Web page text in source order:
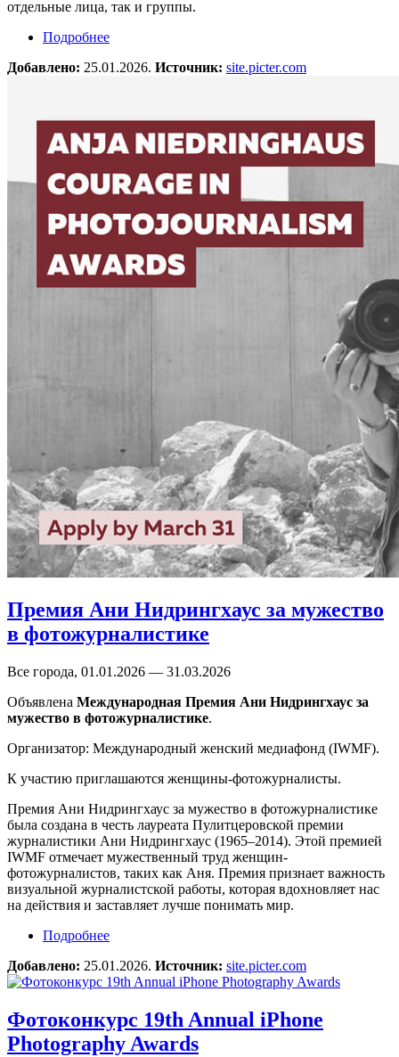
отдельные лица, так и группы.
Подробнее
Добавлено: 25.01.2026. Источник: site.picter.com
Премия Ани Нидрингхаус за мужество
в фотожурналистике
Все города, 01.01.2026 — 31.03.2026
Объявлена Международная Премия Ани Нидрингхаус за
мужество в фотожурналистике.
Организатор: Международный женский медиафонд (IWMF).
К участию приглашаются женщины-фотожурналисты.
Премия Ани Нидрингхаус за мужество в фотожурналистике
была создана в честь лауреата Пулитцеровской премии
журналистики Ани Нидрингхаус (1965–2014). Этой премией
IWMF отмечает мужественный труд женщин-
фотожурналистов, таких как Аня. Премия признает важность
визуальной журналистской работы, которая вдохновляет нас
на действия и заставляет лучше понимать мир.
Подробнее
Добавлено: 25.01.2026. Источник: site.picter.com
Фотоконкурс 19th Annual iPhone
Photography Awards